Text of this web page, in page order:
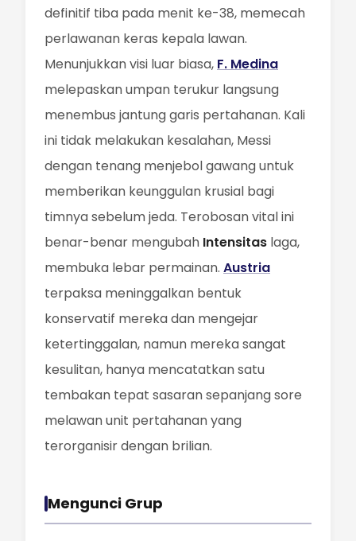
definitif tiba pada menit ke-38, memecah
perlawanan keras kepala lawan.
Menunjukkan visi luar biasa, F. Medina
melepaskan umpan terukur langsung
menembus jantung garis pertahanan. Kali
ini tidak melakukan kesalahan, Messi
dengan tenang menjebol gawang untuk
memberikan keunggulan krusial bagi
timnya sebelum jeda. Terobosan vital ini
benar-benar mengubah Intensitas laga,
membuka lebar permainan. Austria
terpaksa meninggalkan bentuk
konservatif mereka dan mengejar
ketertinggalan, namun mereka sangat
kesulitan, hanya mencatatkan satu
tembakan tepat sasaran sepanjang sore
melawan unit pertahanan yang
terorganisir dengan brilian.
Mengunci Grup